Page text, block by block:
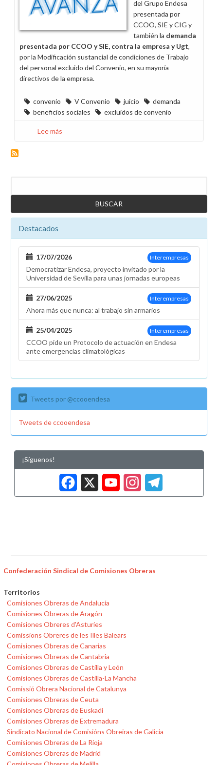
del Grupo Endesa
presentada por
CCOO, SIE y CIG y
también la demanda
presentada por CCOO y SIE, contra la empresa y Ugt,
por la Modificación sustancial de condiciones de Trabajo
del personal excluido del Convenio, en su mayoría
directivos de la empresa.
convenio V Convenio juicio
demanda
beneficios sociales
excluidos de convenio
Lee más
situación
Destacados
Interempresas
17/07/2026
Democratizar Endesa, proyecto invitado por la
Universidad de Sevilla para unas jornadas europeas
Interempresas
27/06/2025
Ahora más que nunca: al trabajo sin armarios
Interempresas
25/04/2025
CCOO pide un Protocolo de actuación en Endesa
ante emergencias climatológicas
Tweets por @ccooendesa
Tweets de ccooendesa
¡Síguenos!
Facebook
X
Confederación Sindical de Comisiones Obreras
Territorios
Comisiones Obreras de Andalucía
Comisiones Obreras de Aragón
Comisiones Obreres d'Asturies
Comissions Obreres de les Illes Balears
Comisiones Obreras de Canarias
Comisiones Obreras de Cantabria
Comisiones Obreras de Castilla y León
Comisiones Obreras de Castilla-La Mancha
Comissió Obrera Nacional de Catalunya
Comisiones Obreras de Ceuta
Comisiones Obreras de Euskadi
Comisiones Obreras de Extremadura
Sindicato Nacional de Comisións Obreiras de Galicia
Comisiones Obreras de La Rioja
Comisiones Obreras de Madrid